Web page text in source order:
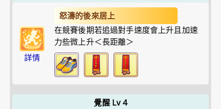
詳情
怒濤的後來居上
在競賽後期若追過對手速度會上升且加速
力些微上升＜長距離＞
覺醒 Lv 4